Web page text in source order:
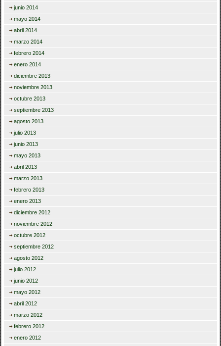
junio 2014
mayo 2014
abril 2014
marzo 2014
febrero 2014
enero 2014
diciembre 2013
noviembre 2013
octubre 2013
septiembre 2013
agosto 2013
julio 2013
junio 2013
mayo 2013
abril 2013
marzo 2013
febrero 2013
enero 2013
diciembre 2012
noviembre 2012
octubre 2012
septiembre 2012
agosto 2012
julio 2012
junio 2012
mayo 2012
abril 2012
marzo 2012
febrero 2012
enero 2012